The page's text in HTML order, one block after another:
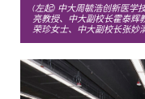
(左起) 中大周毓浩创新医学
亮教授、中大副校长霍泰辉
荣珍女士、中大副校长张妙